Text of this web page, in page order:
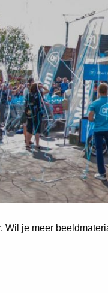
Wil je meer